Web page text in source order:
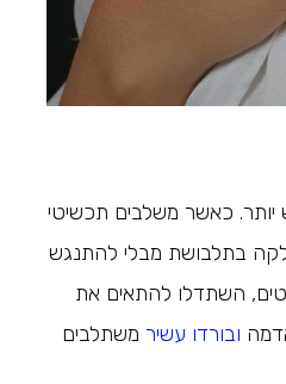
יותר. כאשר משלבים תכשיטי
בתלבושת מבלי להתנגש
השתדלו להתאים את
ובורדו עשיר משתלבים